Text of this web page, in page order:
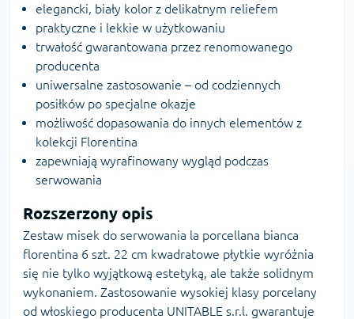
elegancki, biały kolor z delikatnym reliefem
praktyczne i lekkie w użytkowaniu
trwałość gwarantowana przez renomowanego
producenta
uniwersalne zastosowanie – od codziennych
posiłków po specjalne okazje
możliwość dopasowania do innych elementów z
kolekcji Florentina
zapewniają wyrafinowany wygląd podczas
serwowania
Rozszerzony opis
Zestaw misek do serwowania la porcellana bianca
florentina 6 szt. 22 cm kwadratowe płytkie wyróżnia
się nie tylko wyjątkową estetyką, ale także solidnym
wykonaniem. Zastosowanie wysokiej klasy porcelany
od włoskiego producenta UNITABLE s.r.l. gwarantuje